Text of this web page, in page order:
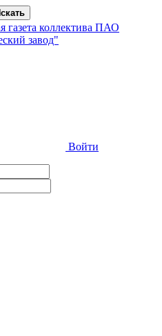
газета коллектива ПАО
завод"
Войти